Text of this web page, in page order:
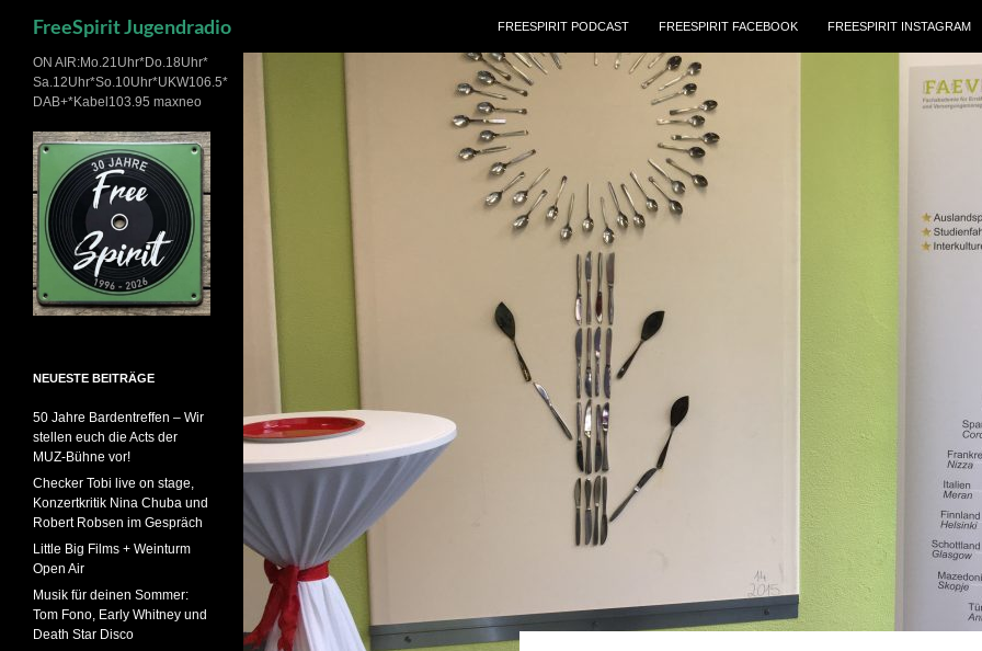
Zum
Inhalt
FreeSpirit Jugendradio FREESPIRIT PODCAST FREESPIRIT FACEBOOK FREESPIRIT INSTAGRAM
ON AIR:Mo.21Uhr*Do.18Uhr*
Sa.12Uhr*So.10Uhr*UKW106.5*
DAB+*Kabel103.95 maxneo
NEUESTE BEITRÄGE
50 Jahre Bardentreffen – Wir
stellen euch die Acts der
MUZ-Bühne vor!
Checker Tobi live on stage,
Konzertkritik Nina Chuba und
Robert Robsen im Gespräch
Little Big Films + Weinturm
Open Air
Musik für deinen Sommer:
Tom Fono, Early Whitney und
Death Star Disco